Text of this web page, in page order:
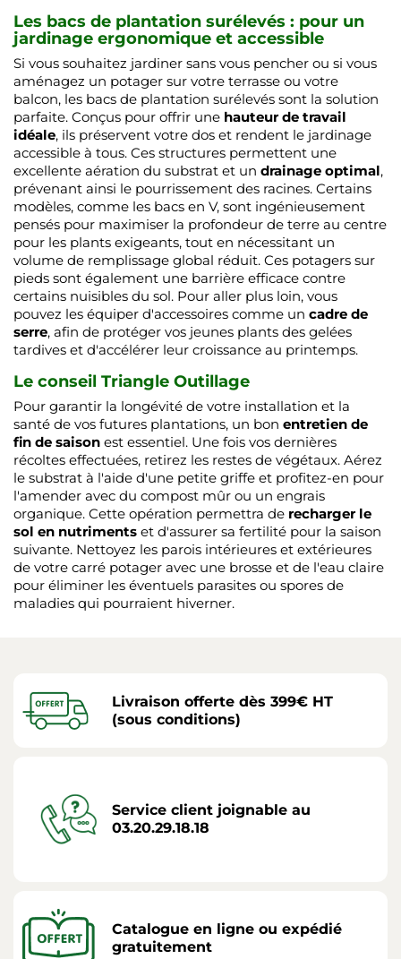
Les bacs de plantation surélevés : pour un
jardinage ergonomique et accessible
Si vous souhaitez jardiner sans vous pencher ou si vous
aménagez un potager sur votre terrasse ou votre
balcon, les bacs de plantation surélevés sont la solution
parfaite. Conçus pour offrir une hauteur de travail
idéale, ils préservent votre dos et rendent le jardinage
accessible à tous. Ces structures permettent une
excellente aération du substrat et un drainage optimal,
prévenant ainsi le pourrissement des racines. Certains
modèles, comme les bacs en V, sont ingénieusement
pensés pour maximiser la profondeur de terre au centre
pour les plants exigeants, tout en nécessitant un
volume de remplissage global réduit. Ces potagers sur
pieds sont également une barrière efficace contre
certains nuisibles du sol. Pour aller plus loin, vous
pouvez les équiper d'accessoires comme un cadre de
serre, afin de protéger vos jeunes plants des gelées
tardives et d'accélérer leur croissance au printemps.
Le conseil Triangle Outillage
Pour garantir la longévité de votre installation et la
santé de vos futures plantations, un bon entretien de
fin de saison est essentiel. Une fois vos dernières
récoltes effectuées, retirez les restes de végétaux. Aérez
le substrat à l'aide d'une petite griffe et profitez-en pour
l'amender avec du compost mûr ou un engrais
organique. Cette opération permettra de recharger le
sol en nutriments et d'assurer sa fertilité pour la saison
suivante. Nettoyez les parois intérieures et extérieures
de votre carré potager avec une brosse et de l'eau claire
pour éliminer les éventuels parasites ou spores de
maladies qui pourraient hiverner.
Livraison offerte dès 399€ HT
(sous conditions)
Service client joignable au
03.20.29.18.18
Catalogue en ligne ou expédié
gratuitement